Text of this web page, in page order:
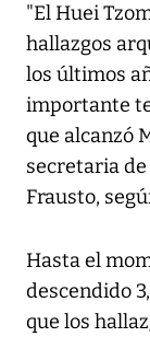
"El Huei
hallazgos
los últimos
importante
que alcanzó
secretaria
Frausto,
Hasta el
descendido
que los